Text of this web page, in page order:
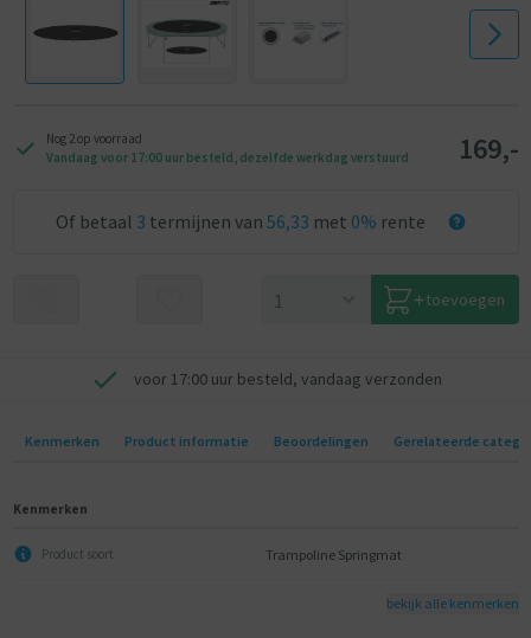
Nog 2 op voorraad
Vandaag voor 17:00 uur besteld, dezelfde werkdag verstuurd
169,-
Of betaal 3 termijnen van 56,33 met 0% rente
toevoegen
voor 17:00 uur besteld, vandaag verzonden
Kenmerken Product informatie Beoordelingen Gerelateerde
Kenmerken
Product soort Trampoline Springmat
bekijk alle kenmerken